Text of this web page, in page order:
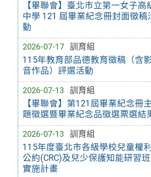
【畢聯會】臺北市立第一女子高
中學 121 屆畢業紀念冊封面徵稿
動
2026-07-17
訓育組
115年教育部品德教育徵稿（含
音作品）評選活動
2026-07-13
訓育組
【畢聯會】第121屆畢業紀念冊主
題徵選暨畢業紀念品徵選票選結
2026-07-13
訓育組
115年度臺北市各級學校兒童權利
公約(CRC)及兒少保護知能研習班
實施計畫